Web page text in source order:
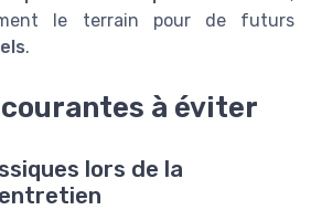
le terrain pour de futurs
.
à éviter
lors de la